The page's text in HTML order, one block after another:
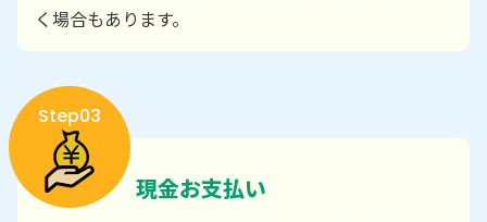
く場合もあります。
Step03
現金お支払い